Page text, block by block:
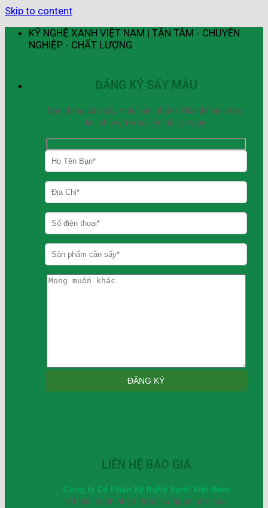
Skip to content
KỸ NGHỆ XANH VIỆT NAM | TẬN TÂM - CHUYÊN
NGHIỆP - CHẤT LƯỢNG
ĐĂNG KÝ SẤY MẪU
Bạn đang cần sấy mẫu sản phẩm. Hãy để lại thông
tin, chúng tôi sẽ liên hệ lại ngay.
LIÊN HỆ BÁO GIÁ
Công ty Cổ Phần Kỹ Nghệ Xanh Việt Nam
rất hân hạnh nhận được sự quan tâm của